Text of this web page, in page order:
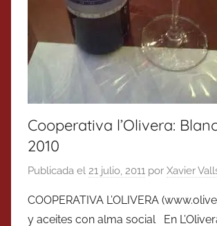
Cooperativa l’Olivera:
2010
Publicada el 21 julio, 2011 por Xavier
COOPERATIVA L’OLIVERA
y aceites con alma social En